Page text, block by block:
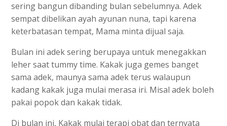
sering bangun dibanding bulan sebelumnya. Adek
sempat dibelikan ayah ayunan nuna, tapi karena
keterbatasan tempat, Mama minta dijual saja.
Bulan ini adek sering berupaya untuk menegakkan
leher saat tummy time. Kakak juga gemes banget
sama adek, maunya sama adek terus walaupun
kadang kakak juga mulai merasa iri. Misal adek boleh
pakai popok dan kakak tidak.
Di bulan ini, Kakak mulai terapi obat dan ternyata